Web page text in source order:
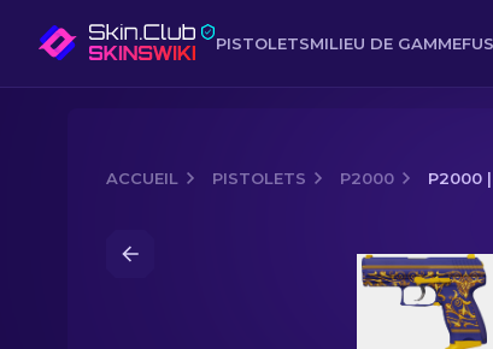
PISTOLETSMILIEU DE GAMME
ACCUEIL PISTOLETS P2000 P2000 |
P2000 | Baroque royal